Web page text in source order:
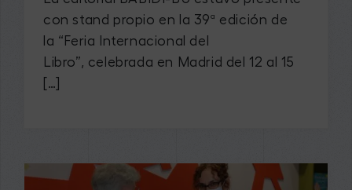
con stand propio en la 39ª edición de
la “Feria Internacional del
Libro”, celebrada en Madrid del 12 al 15
[…]